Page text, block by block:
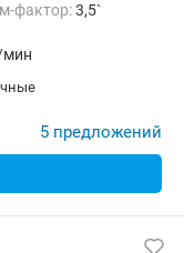
фактор:3,5`
мин
5 предложений